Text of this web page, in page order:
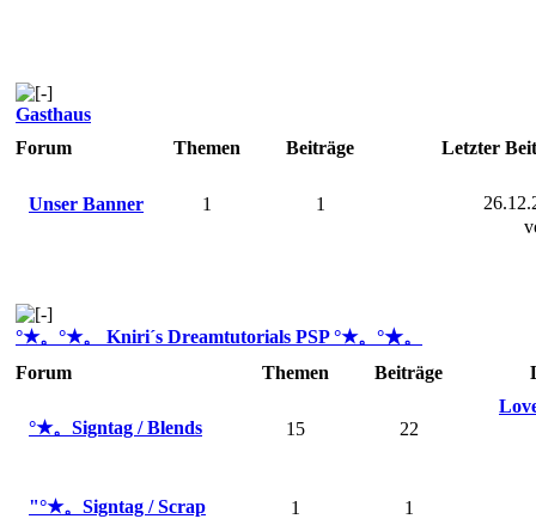
Gasthaus
Forum
Themen Beiträge Letzter
Unser Banner 1 1
°★。°★。 Kniri´s Dreamtutorials PSP °★。°★。
Forum
Themen Beiträge
°★。Signtag / Blends 15 22
"°★。Signtag / Scrap 1 1